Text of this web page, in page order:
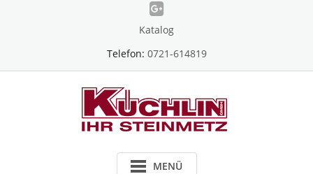
Katalog
Telefon: 0721-614819
MENÜ